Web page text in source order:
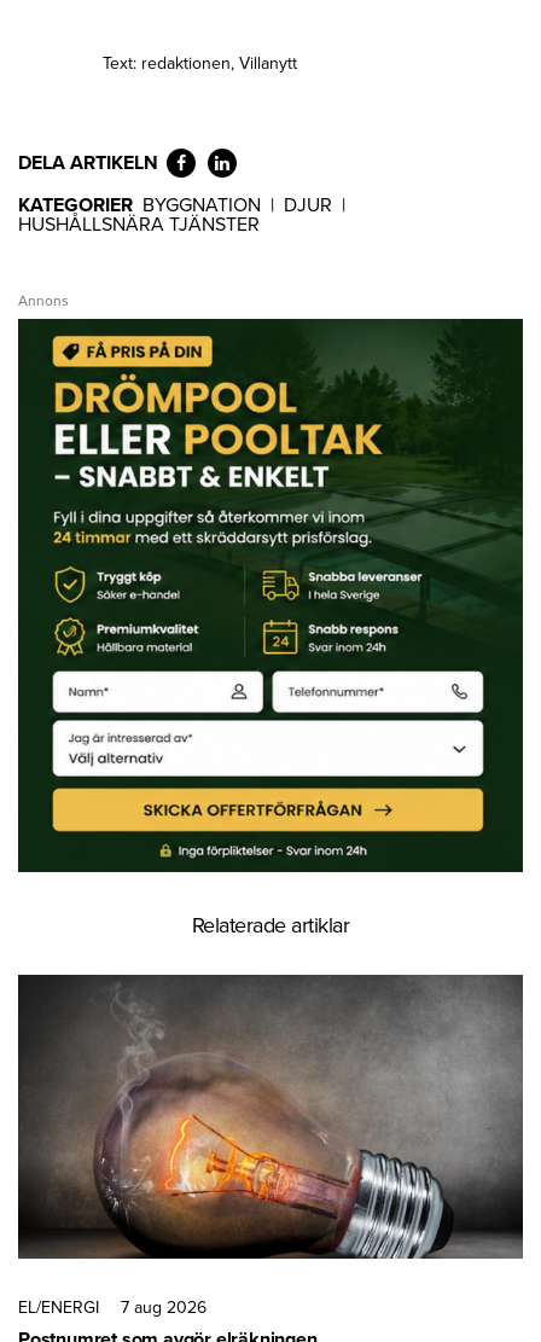
Text: redaktionen, Villanytt
DELA ARTIKELN
KATEGORIER BYGGNATION | DJUR |
HUSHÅLLSNÄRA TJÄNSTER
Annons
Relaterade artiklar
EL/ENERGI 7 aug 2026